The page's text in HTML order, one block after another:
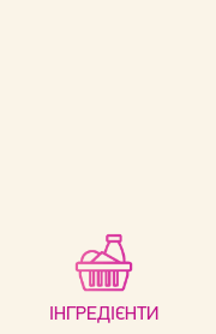
ІНГРЕДІЄНТИ